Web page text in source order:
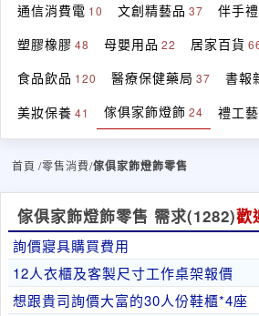
通信消費電 10 文創精藝品 37 伴手禮
塑膠橡膠 48 母嬰用品 22 居家百貨
食品飲品 120 醫療保健藥局 37 書報
美妝保養 41 傢俱家飾燈飾 24 禮工
首頁 /零售消費/傢俱家飾燈飾零售
傢俱家飾燈飾零售 需求(1282)歡
詢價寢具購買費用
12人衣櫃及客製尺寸工作桌架報價
想跟貴司詢價大富的30人份鞋櫃*4座